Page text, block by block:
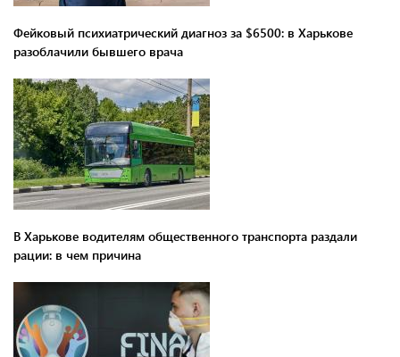
Фейковый психиатрический диагноз за $6500: в Харькове
разоблачили бывшего врача
В Харькове водителям общественного транспорта раздали
рации: в чем причина